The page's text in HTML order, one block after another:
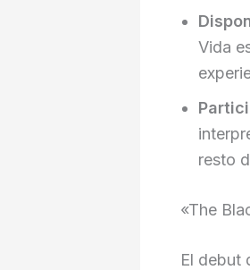
Vida
resto
«The
El debut